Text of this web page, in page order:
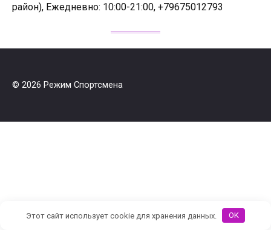
район), Ежедневно: 10:00-21:00, +79675012793
© 2026 Режим Спортсмена
Этот сайт использует cookie для хранения данных. OK